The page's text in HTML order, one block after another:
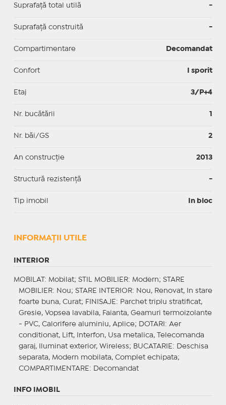
Suprafaţă total utilă -
Suprafaţă construită -
Compartimentare Decomandat
Confort I sporit
Etaj 3/P+4
Nr. bucătării 1
Nr. băi/GS 2
An construcție 2013
Structură rezistență -
Tip imobil In bloc
INFORMAŢII UTILE
INTERIOR
MOBILAT : Mobilat; STIL MOBILIER: Modern; STARE
MOBILIER: Nou; STARE INTERIOR: Nou, Renovat, In stare
foarte buna, Curat; FINISAJE : Parchet triplu stratificat,
Gresie, Vopsea lavabila, Faianta, Geamuri termoizolante
- PVC, Calorifere aluminiu, Aplice;
DOTARI : Aer
conditionat, Lift, Interfon, Usa metalica, Telecomanda
garaj, Iluminat exterior, Wireless; BUCATARIE : Deschisa
separata, Modern mobilata, Complet echipata;
COMPARTIMENTARE : Decomandat
INFO IMOBIL